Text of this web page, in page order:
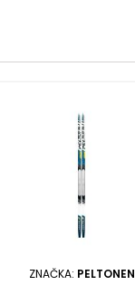
ZNAČKA: PELTONEN